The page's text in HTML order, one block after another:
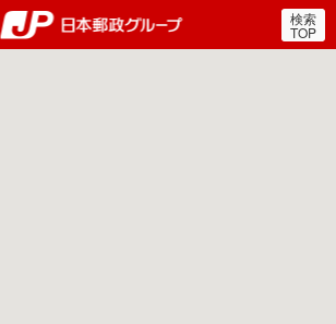
郵便局・日本郵政グルー
検索
TOP